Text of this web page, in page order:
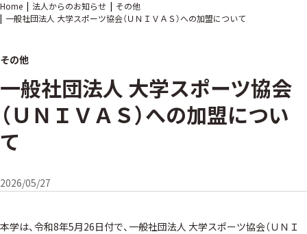
Home 法人からのお知らせ
その他
一般社団法人 大学スポーツ協会（ＵＮＩＶＡＳ）への加盟について
その他
一般社団法人 大学スポーツ協会
（ＵＮＩＶＡＳ）への加盟につい
て
2026/05/27
本学は、令和8年5月26日付で、一般社団法人 大学スポーツ協会（ＵＮＩ